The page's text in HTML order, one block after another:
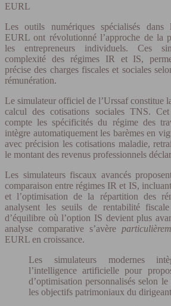
EURL
Les outils numériques spécialisés dans
EURL ont révolutionné l’approche de la
les entrepreneurs individuels. Ces
complexité des régimes IR et IS,
précise des charges fiscales et sociales
rémunération.
Le simulateur officiel de l’Urssaf constitue
calcul des cotisations sociales TNS.
compte les spécificités du régime des
intègre automatiquement les barèmes en
avec précision les cotisations maladie,
le montant des revenus professionnels
Les simulateurs fiscaux avancés
comparaison entre régimes IR et IS,
et l’optimisation de la répartition des
analysent les seuils de rentabilité
d’équilibre où l’option IS devient plus
analyse comparative s’avère
EURL en croissance.
Les simulateurs modernes intègrent désormais
l’intelligence artificielle pour
d’optimisation personnalisés selon
les objectifs patrimoniaux du